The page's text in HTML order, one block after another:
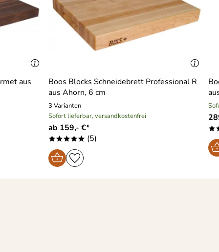
aus
Boos Blocks Schneidebrett Professional R
aus Ahorn, 6 cm
3 Varianten
Sofort lieferbar, versandkostenfrei
ab 159,- €*
***** (5)